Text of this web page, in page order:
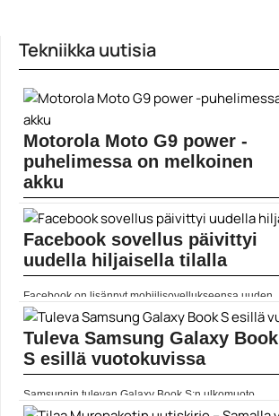
Tekniikka uutisia
Motorola Moto G9 power -
puhelimessa on melkoinen
akku
Uudessa Moto G9 Power -puhelimessa on
suurikapasiteettisen akun...
Mobiili
Facebook sovellus päivittyi
uudella hiljaisella tilalla
Facebook on lisännyt mobiilisovellukseensa uuden
toiminnon, jolla ilmoitusten...
Facebook
Tuleva Samsung Galaxy Book
S esillä vuotokuvissa
Samsungin tulevan Galaxy Book S:n ulkomuoto
paljastui kannettavasta...